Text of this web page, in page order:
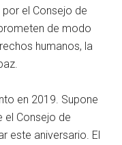
el Consejo de
de modo
humanos, la
en 2019. Supone
el Consejo de
este aniversario. El